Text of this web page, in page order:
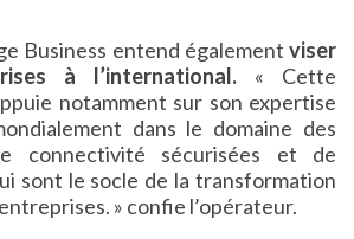
Business entend également viser
à l’international. « Cette
notamment sur son expertise
dans le domaine des
connectivité sécurisées et de
sont le socle de la transformation
» confie l’opérateur.